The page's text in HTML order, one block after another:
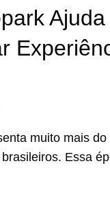
muito mais
Essa